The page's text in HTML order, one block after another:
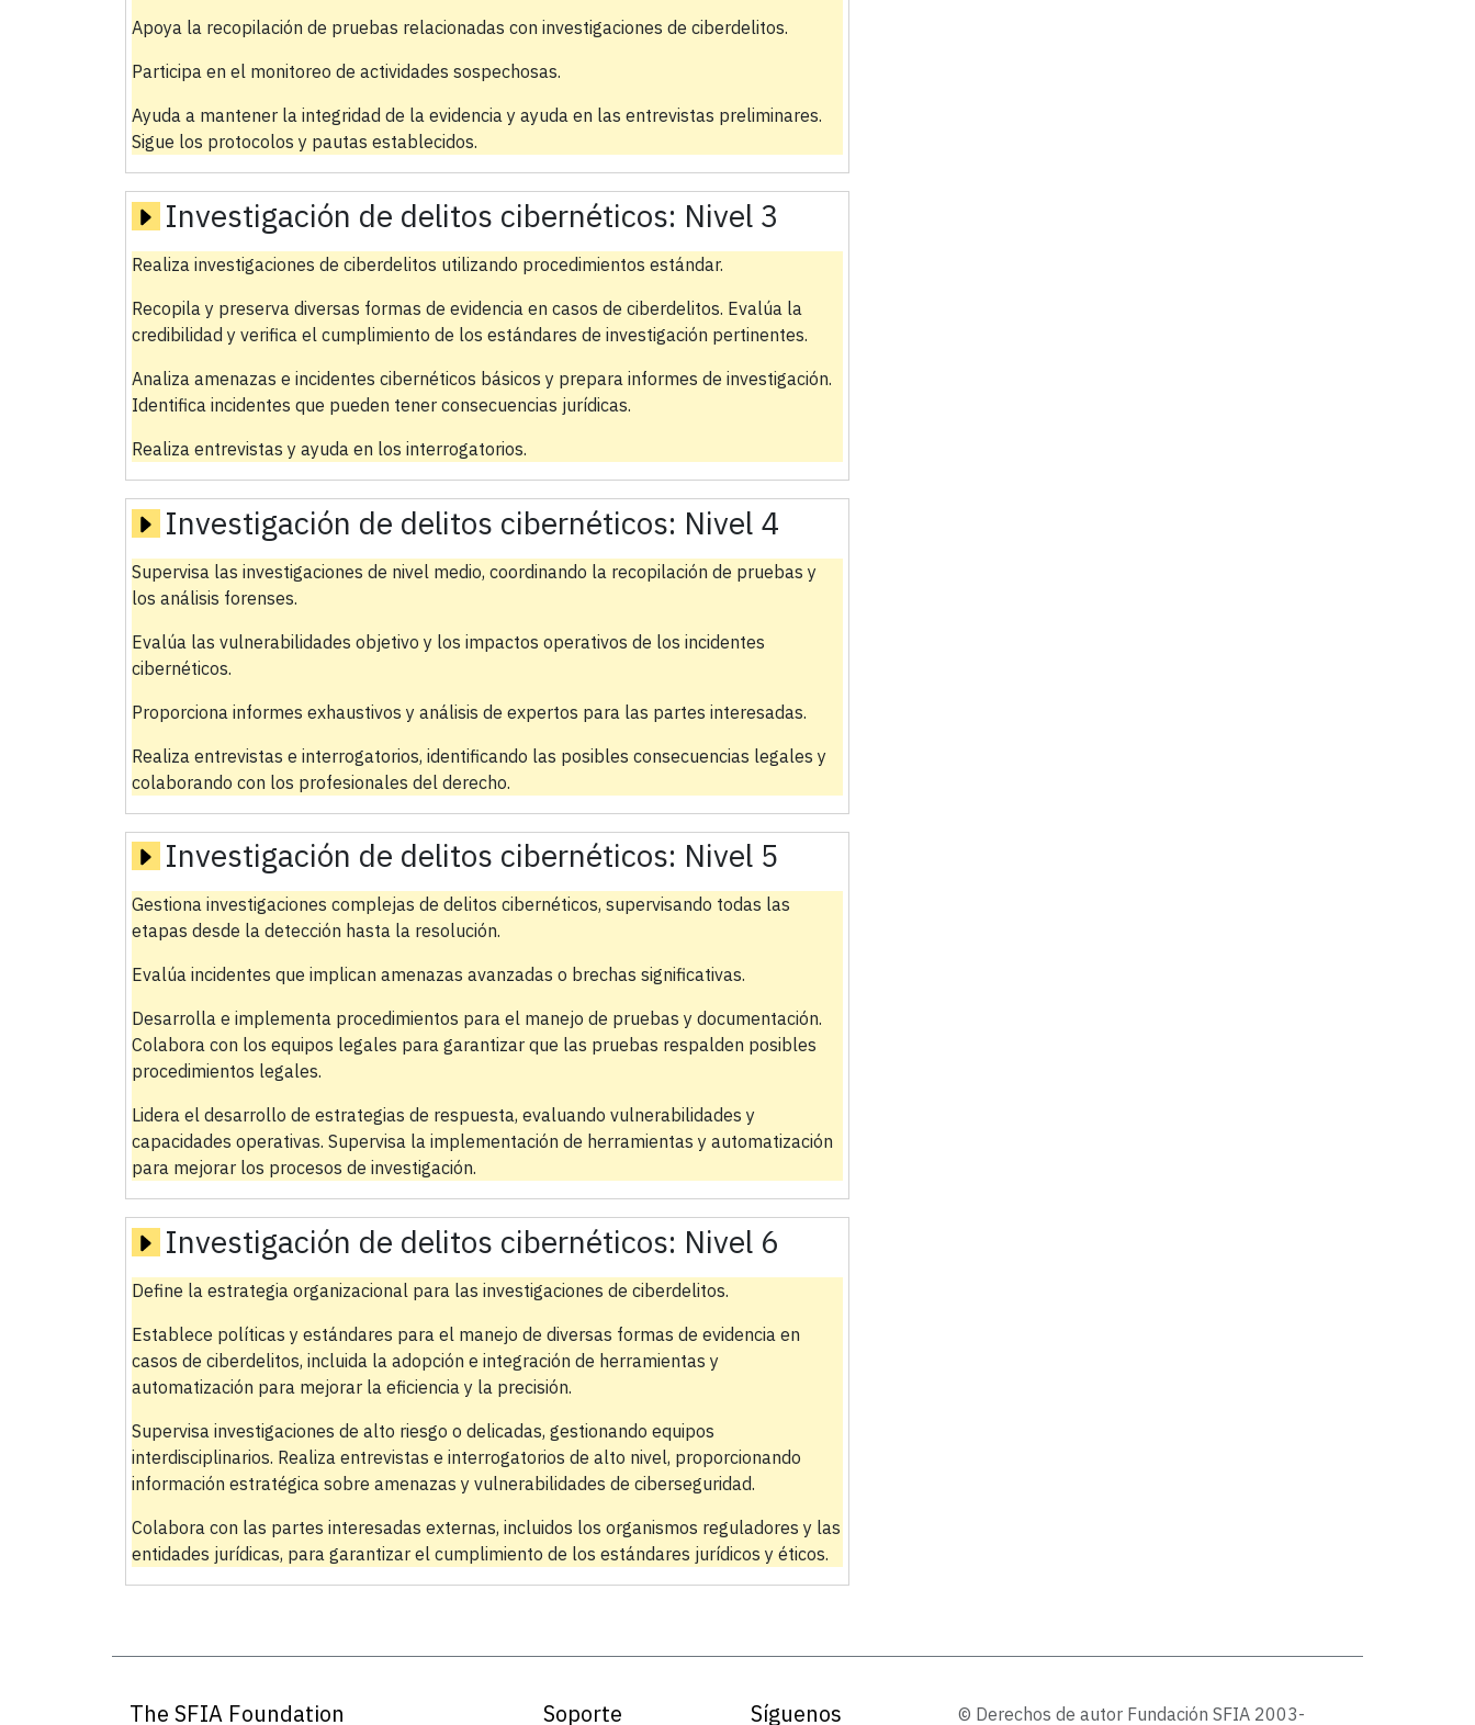
Apoya la recopilación de pruebas relacionadas con investigaciones de ciberdelitos.
Participa en el monitoreo de actividades sospechosas.
Ayuda a mantener la integridad de la evidencia y ayuda en las entrevistas preliminares.
Sigue los protocolos y pautas establecidos.
Investigación de delitos cibernéticos: Nivel 3
Realiza investigaciones de ciberdelitos utilizando procedimientos estándar.
Recopila y preserva diversas formas de evidencia en casos de ciberdelitos. Evalúa la
credibilidad y verifica el cumplimiento de los estándares de investigación pertinentes.
Analiza amenazas e incidentes cibernéticos básicos y prepara informes de investigación.
Identifica incidentes que pueden tener consecuencias jurídicas.
Realiza entrevistas y ayuda en los interrogatorios.
Investigación de delitos cibernéticos: Nivel 4
Supervisa las investigaciones de nivel medio, coordinando la recopilación de pruebas y
los análisis forenses.
Evalúa las vulnerabilidades objetivo y los impactos operativos de los incidentes
cibernéticos.
Proporciona informes exhaustivos y análisis de expertos para las partes interesadas.
Realiza entrevistas e interrogatorios, identificando las posibles consecuencias legales y
colaborando con los profesionales del derecho.
Investigación de delitos cibernéticos: Nivel 5
Gestiona investigaciones complejas de delitos cibernéticos, supervisando todas las
etapas desde la detección hasta la resolución.
Evalúa incidentes que implican amenazas avanzadas o brechas significativas.
Desarrolla e implementa procedimientos para el manejo de pruebas y documentación.
Colabora con los equipos legales para garantizar que las pruebas respalden posibles
procedimientos legales.
Lidera el desarrollo de estrategias de respuesta, evaluando vulnerabilidades y
capacidades operativas. Supervisa la implementación de herramientas y automatización
para mejorar los procesos de investigación.
Investigación de delitos cibernéticos: Nivel 6
Define la estrategia organizacional para las investigaciones de ciberdelitos.
Establece políticas y estándares para el manejo de diversas formas de evidencia en
casos de ciberdelitos, incluida la adopción e integración de herramientas y
automatización para mejorar la eficiencia y la precisión.
Supervisa investigaciones de alto riesgo o delicadas, gestionando equipos
interdisciplinarios. Realiza entrevistas e interrogatorios de alto nivel, proporcionando
información estratégica sobre amenazas y vulnerabilidades de ciberseguridad.
Colabora con las partes interesadas externas, incluidos los organismos reguladores y las
entidades jurídicas, para garantizar el cumplimiento de los estándares jurídicos y éticos.
The SFIA Foundation Soporte Síguenos © Derechos de autor Fundación SFIA 2003-